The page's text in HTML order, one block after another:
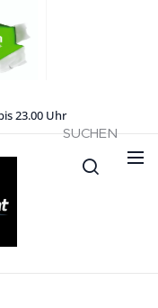
23.00 Uhr
SUCHEN